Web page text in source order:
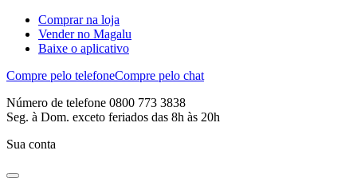
Comprar na loja
Vender no Magalu
Baixe o aplicativo
Compre pelo telefoneCompre pelo chat
Número de telefone 0800 773 3838
Seg. à Dom. exceto feriados das 8h às 20h
Sua conta